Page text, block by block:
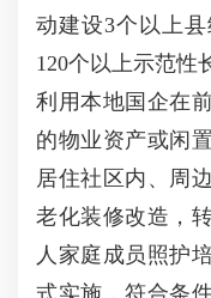
动建设3个以上
120个以上示范性
利用本地国企在
的物业资产或闲
居住社区内、周
老化装修改造，
人家庭成员照护
式实施，符合条